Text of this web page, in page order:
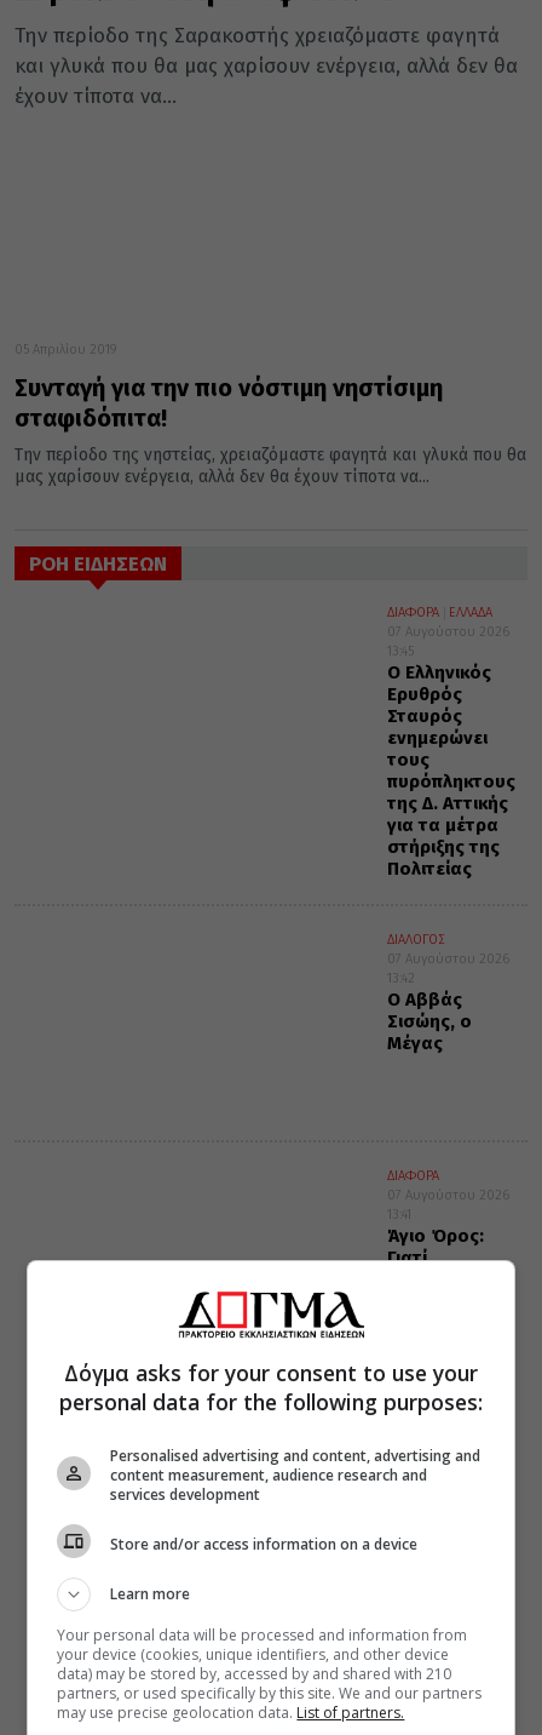
Την περίοδο της Σαρακοστής χρειαζόμαστε φαγητά
και γλυκά που θα μας χαρίσουν ενέργεια, αλλά δεν θα
έχουν τίποτα να...
05 Απριλίου 2019
Συνταγή για την πιο νόστιμη νηστίσιμη
σταφιδόπιτα!
Την περίοδο της νηστείας, χρειαζόμαστε φαγητά και γλυκά που θα
μας χαρίσουν ενέργεια, αλλά δεν θα έχουν τίποτα να...
ΡΟΗ ΕΙΔΗΣΕΩΝ
ΔΙΑΦΟΡΑ
ΕΛΛΑΔΑ
07 Αυγούστου 2026
13:45
Ο Ελληνικός
Ερυθρός
Σταυρός
ενημερώνει
τους
πυρόπληκτους
της Δ. Αττικής
για τα μέτρα
στήριξης της
Πολιτείας
ΔΙΑΛΟΓΟΣ
07 Αυγούστου 2026
13:42
Ο Αββάς
Σισώης, ο
Μέγας
ΔΙΑΦΟΡΑ
07 Αυγούστου 2026
13:41
Άγιο Όρος:
Γιατί
Δόγμα asks for your consent to use your
personal data for the following purposes:
Personalised advertising and content, advertising and
content measurement, audience research and
services development
Store and/or access information on a device
Learn more
Your personal data will be processed and information from
your device (cookies, unique identifiers, and other device
data) may be stored by, accessed by and shared with 210
partners, or used specifically by this site. We and our partners
may use precise geolocation data. List of partners.